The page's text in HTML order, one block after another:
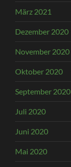
März 2021
Dezember 2020
November 2020
Oktober 2020
September 2020
Juli 2020
Juni 2020
Mai 2020